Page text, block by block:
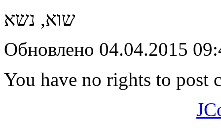
שוא, נשא
Обновлено 04.04.2015
You have no rights to post